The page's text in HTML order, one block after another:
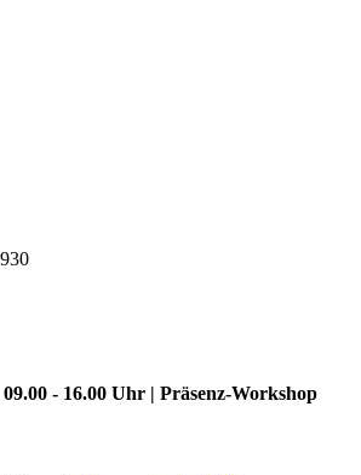
- 16.00 Uhr | Präsenz-Workshop